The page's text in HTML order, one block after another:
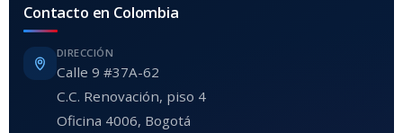
Contacto en Colombia
DIRECCIÓN
Calle 9 #37A-62
C.C. Renovación, piso 4
Oficina 4006, Bogotá